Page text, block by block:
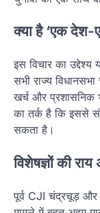
क्या है ‘एक देश-
इस विचार का
सभी राज्य
खर्च और प्रशासनिक
का तर्क है कि इससे
सकता है।
विशेषज्ञों की
पूर्व CJI चंद्रचूड़ और